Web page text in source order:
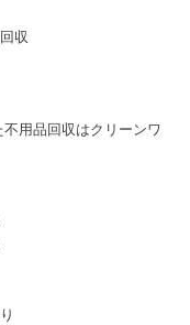
収
用品回収はクリーンワ